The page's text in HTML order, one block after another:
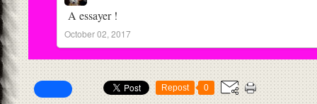
A essayer !
October 02, 2017
Repost 0